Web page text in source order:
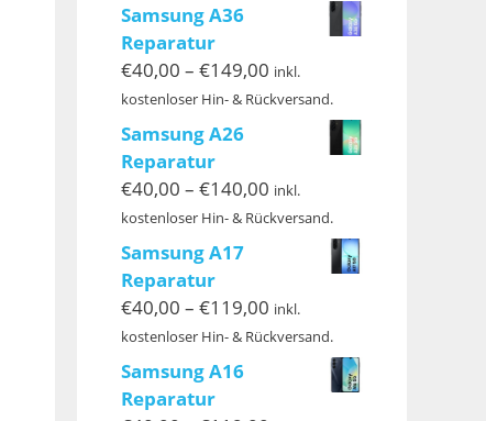
€129,00
Samsung A36
Reparatur
€40,00 – €149,00 Preisspanne:
€40,00
€149,00
inkl.
kostenloser Hin- & Rückversand.
Samsung A26
Reparatur
€40,00 – €140,00 Preisspanne:
€40,00
€140,00
inkl.
kostenloser Hin- & Rückversand.
Samsung A17
Reparatur
€40,00 – €119,00 Preisspanne:
€40,00
€119,00
inkl.
kostenloser Hin- & Rückversand.
Samsung A16
Reparatur